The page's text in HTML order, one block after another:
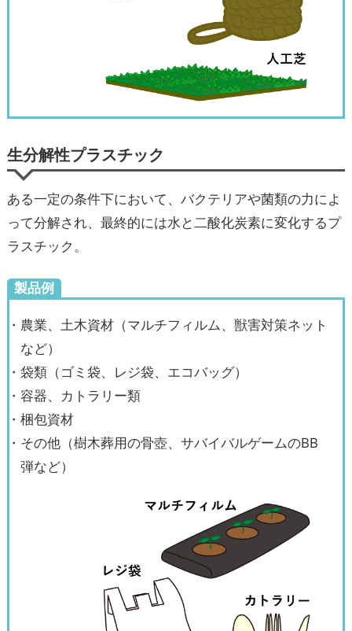
生分解性プラスチック
ある一定の条件下において、バクテリアや菌類の力によ
って分解され、最終的には水と二酸化炭素に変化するプ
ラスチック。
製品例
・農業、土木資材（マルチフィルム、獣害対策ネット
など）
・袋類（ゴミ袋、レジ袋、エコバッグ）
・容器、カトラリー類
・梱包資材
・その他（樹木葬用の骨壺、サバイバルゲームのBB
弾など）